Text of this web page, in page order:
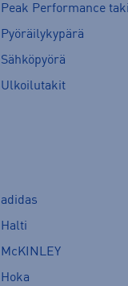
Peak Performance
Pyöräilykypärä
Sähköpyörä
Ulkoilutakit
adidas
Halti
McKINLEY
Hoka